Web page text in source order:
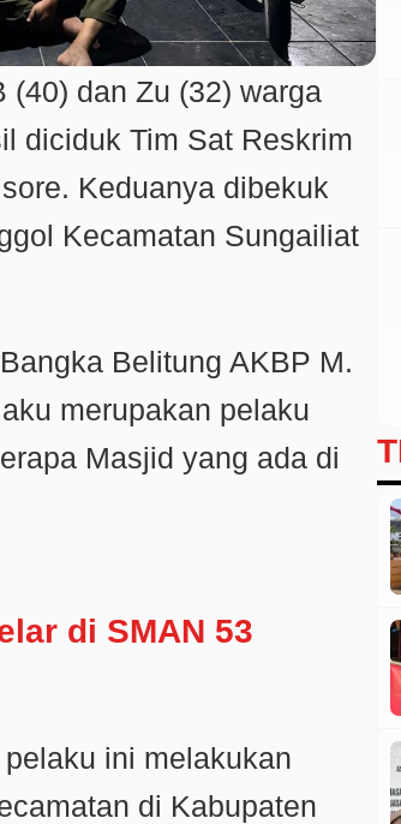
(40) dan Zu (32) warga
diciduk Tim Sat Reskrim
Keduanya dibekuk
Kecamatan Sungailiat
Belitung AKBP M.
merupakan pelaku
Masjid yang ada di
di SMAN 53
ini melakukan
di Kabupaten